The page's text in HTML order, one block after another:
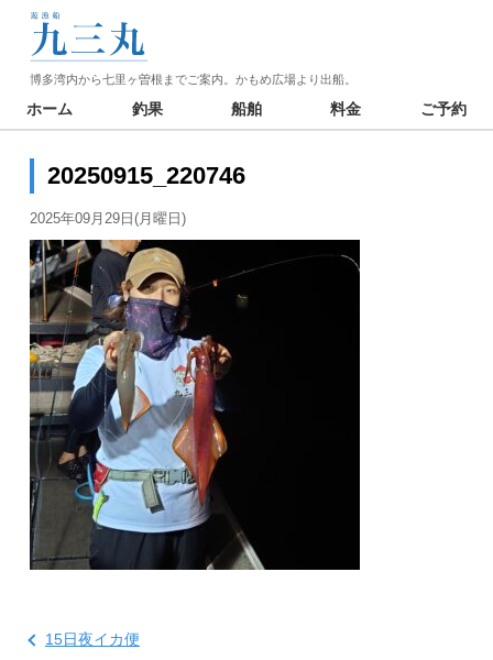
博多湾内から七里ヶ曽根までご案内。かもめ広場より出船。
ホーム 釣果 船舶 料金 ご予約
20250915_220746
2025年09月29日(月曜日)
15日夜イカ便